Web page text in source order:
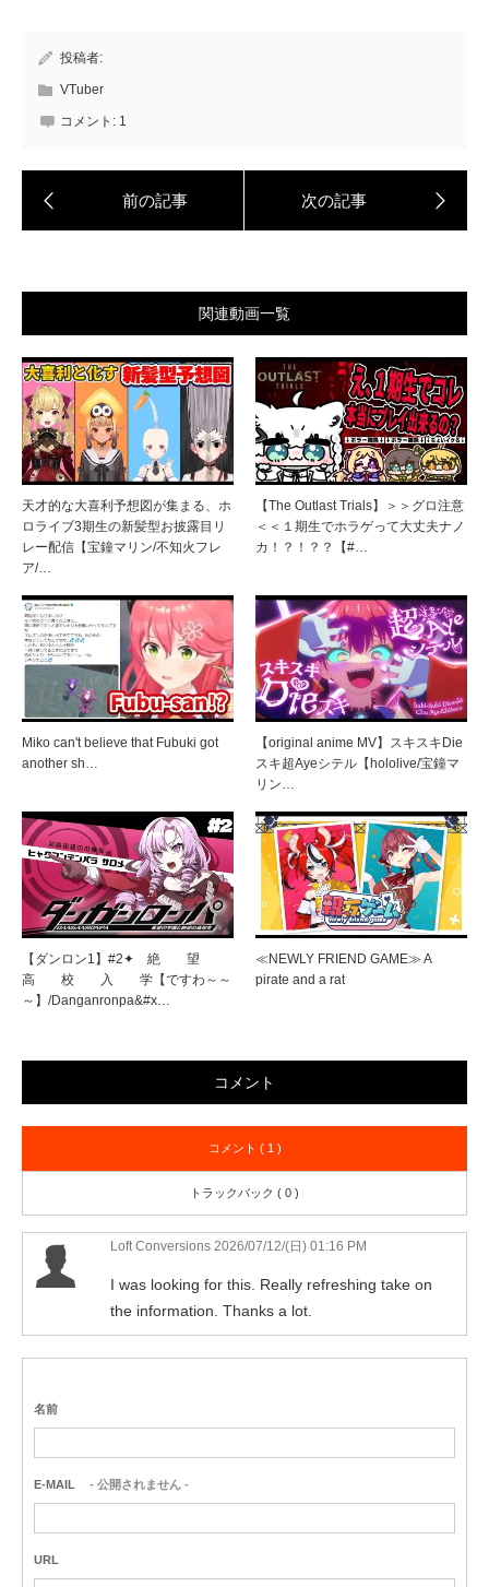
投稿者:
VTuber
コメント: 1
関連動画一覧
天才的な大喜利予想図が集まる、ホ
ロライブ3期生の新髪型お披露目リ
レー配信【宝鐘マリン/不知火フレ
ア/…
【The Outlast Trials】＞＞グロ注意
＜＜１期生でホラゲって大丈夫ナノ
カ！？！？？【#…
Miko can't believe that Fubuki got
another sh…
【original anime MV】スキスキDie
スキ超Ayeシテル【hololive/宝鐘マ
リン…
【ダンロン1】#2✦ 絶 望
高 校 入 学【ですわ～～
～】/Danganronpa&#x…
≪NEWLY FRIEND GAME≫ A
pirate and a rat
コメント
コメント ( 1 )
トラックバック ( 0 )
Loft Conversions 2026/07/12/(日) 01:16 PM
I was looking for this. Really refreshing take on
the information. Thanks a lot.
名前
E-MAIL - 公開されません -
URL